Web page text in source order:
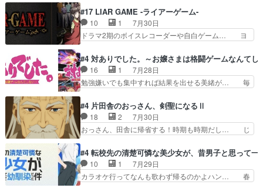
れww唐突な作画力の正… なんか今日はかなり一
瞬で終わっちまったっ… 先週と比べてまだまとも
に見えた。4話は過…
惨な過去がきっちり現代に継承されている… ダラ
さんと姉弟の母との出会いの話やはりダ… ダラさ
んの過去話も佳境…げに恐ろしいは人… 第５話感
想：２人の過剰な貢ぎ物?の礼とし… 第５話感
系列が4話と入れ替わってるのね… こんなデカイ
のどうやって運ぶんだよ！？姉… ダラさん、人型
形態にもなれるんか!?w髪…
#17 LIAR GAME -ライアーゲーム-
10 1
7月30日
ドラマ2期のボイスレコーダーや自白ゲーム… ヨ
国の奴らも馬鹿が多いが、夜の国も同じ… ご視聴
ありがとうございました来週もよろし… 握った◯
治郎（中の人的に）仲間であるプレ… ヨコヤの頭
の回転の速さと人間の心理を利用… 夜の国のヨコ
で夜の国の独裁支配を強化、… やはりヨコヤいい
ですね。昼の国が勝てる流… 役で出演いたしまし
た。次回も緊張が止まり…
#4 対ありでした。～お嬢さまは格闘ゲームなんてし
16 1
7月28日
勉強嫌いでも集中すれば結果を出せる美緒が… 毎
なゲームも相手が強すぎるとやる気無く… テー
マ：テスト勉強と大会感想は、美緒がテ… すげー
ーーーーーーーー良い……。女性声優… 深夜の格
ゲー対戦よりテストの方がよっぽど… 真剣に授業
ストに向けて勉強会！美緒ちゃ… 受験勉強と戦闘
の2択なら戦闘を選ぶ娘w美… 勉強嫌いでバトル
を選ぶって、ひぐらしの沙…
#4 片田舎のおっさん、剣聖になるⅡ
18 2
7月30日
おっさん、田舎に帰省する！時期も時期だし… じ
れない爺さんには夢が詰まってると思う… クル
ニ、ヘンブリッツ、ミュイと一緒におっ… 帰省、
お供ヒロインはクルニ。順番的には確… 父親から
手紙が来た。サーベルボアの退治の… ここでヘン
#4 転校先の清楚可憐な美少女が、昔男子と思って一
10 1
7月29日
カラオケ行ってなんも歌わず帰るのかよハン… 春